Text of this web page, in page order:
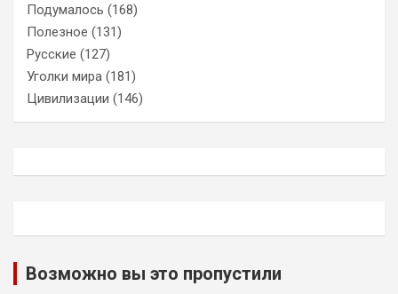
Подумалось (168)
Полезное (131)
Русские (127)
Уголки мира (181)
Цивилизации (146)
Возможно вы это пропустили